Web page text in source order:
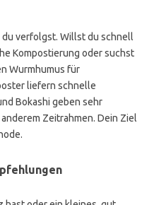
du verfolgst. Willst du schnell
Kompostierung oder suchst
Wurmhumus für
liefern schnelle
Bokashi geben sehr
Zeitrahmen. Dein Ziel